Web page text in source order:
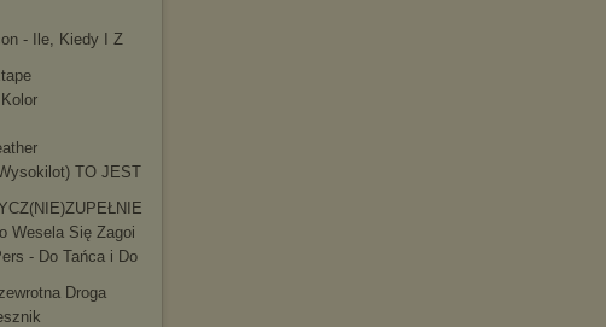
- Ile, Kiedy I Z
TO JEST
E)ZUPEŁNIE
Wesela Się Zagoi
- Do Tańca i Do
Droga